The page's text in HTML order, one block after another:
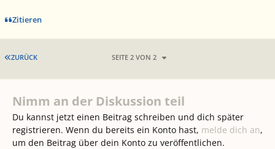
Zitieren
ERSTE SEITE
ZURÜCK SEITE 2 VON 2
Nimm an der Diskussion teil
Du kannst jetzt einen Beitrag schreiben und dich später
registrieren. Wenn du bereits ein Konto hast, melde dich an,
um den Beitrag über dein Konto zu veröffentlichen.